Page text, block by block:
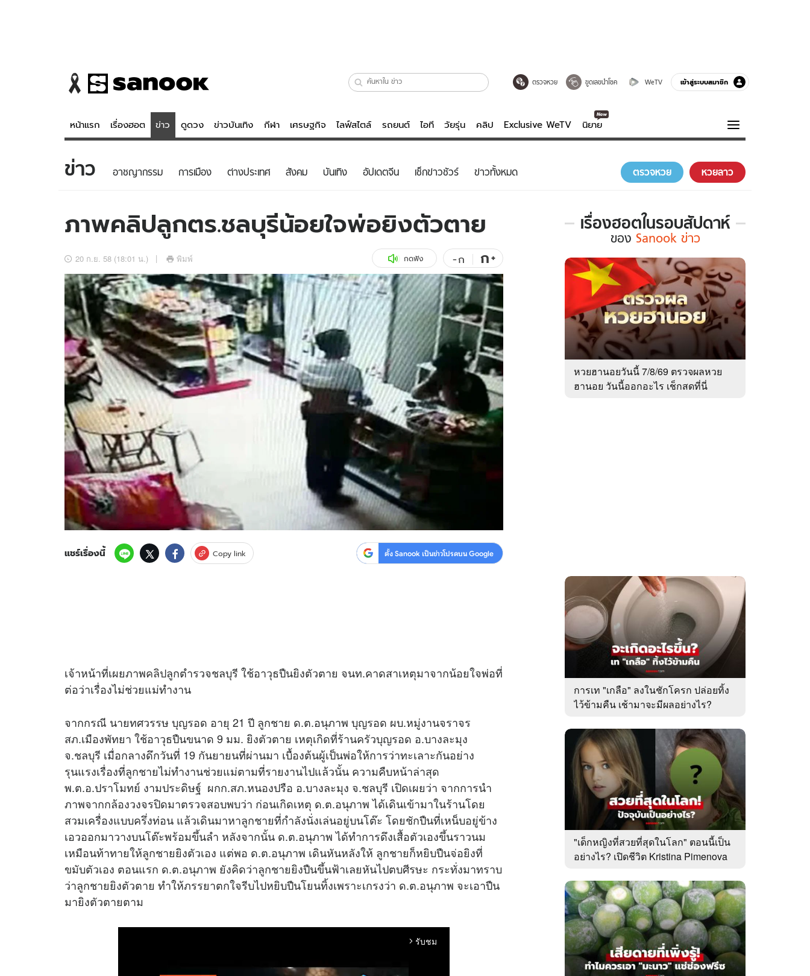
ตรวจหวย ขูดเลขนำโชค WeTV เข้าสู่ระบบสมาชิก
หน้าแรก เรื่องฮอต ข่าว ดูดวง ข่าวบันเทิง กีฬา เศรษฐกิจ ไลฟ์สไตล์ รถยนต์ ไอที วัยรุ่น คลิป Exclusive WeTV นิยาย
ข่าว
ข่าวบันเทิง
อัปเดตจีน
เช็กข่าวชัวร์
ดูดวง - ตรวจหวย
สถิติหวยไทย
ไลฟ์สไตล์
วัยรุ่น
รถยนต์
สุขภาพ
เที่ยว-กิน
Tasteful Thailand
Sanook Choice
บันเทิงครบรส
คลิป
พอดแคสต์
ดูทีวี
WeTV
Exclusive WeTV
นิยาย
ความรู้รอบตัว
ฮาวทู
ดาวน์โหลดสนุกแอปฟรี
สงวนลิขสิทธิ์ ©2569 บริษัท อิมเมจ ฟิวเจอร์ (ประเทศไทย) จำกัด
ข่าว อาชญากรรม การเมือง ต่างประเทศ สังคม บันเทิง อัปเดตจีน เช็กข่าวชัวร์ ข่าวทั้งหมด ตรวจหวย หวยลาว
ภาพคลิปลูกตร.ชลบุรีน้อยใจพ่อยิงตัวตาย
20 ก.ย. 58 (18:01 น.) พิมพ์ กดฟัง -ก ก+
แชร์เรื่องนี้ Copy link ตั้ง Sanook เป็นข่าวโปรดบน Google
เจ้าหน้าที่เผยภาพคลิปลูกตำรวจชลบุรี ใช้อาวุธปืนยิงตัวตาย จนท.คาดสาเหตุมาจากน้อยใจพ่อที่
ต่อว่าเรื่องไม่ช่วยแม่ทำงาน
จากกรณี นายทศวรรษ บุญรอด อายุ 21 ปี ลูกชาย ด.ต.อนุภาพ บุญรอด ผบ.หมู่งานจราจร
สภ.เมืองพัทยา ใช้อาวุธปืนขนาด 9 มม. ยิงตัวตาย เหตุเกิดที่ร้านครัวบุญรอด อ.บางละมุง
จ.ชลบุรี เมื่อกลางดึกวันที่ 19 กันยายนที่ผ่านมา เบื้องต้นผู้เป็นพ่อให้การว่าทะเลาะกันอย่าง
รุนแรงเรื่องที่ลูกชายไม่ทำงานช่วยแม่ตามที่รายงานไปแล้วนั้น ความคืบหน้าล่าสุด
พ.ต.อ.ปราโมทย์ งามประดิษฐ์ ผกก.สภ.หนองปรือ อ.บางละมุง จ.ชลบุรี เปิดเผยว่า จากการนำ
ภาพจากกล้องวงจรปิดมาตรวจสอบพบว่า ก่อนเกิดเหตุ ด.ต.อนุภาพ ได้เดินเข้ามาในร้านโดย
สวมเครื่องแบบครึ่งท่อน แล้วเดินมาหาลูกชายที่กำลังนั่งเล่นอยู่บนโต๊ะ โดยชักปืนที่เหน็บอยู่ข้าง
เอวออกมาวางบนโต๊ะพร้อมขึ้นลำ หลังจากนั้น ด.ต.อนุภาพ ได้ทำการดึงเสื้อตัวเองขึ้นราวนม
เหมือนท้าทายให้ลูกชายยิงตัวเอง แต่พอ ด.ต.อนุภาพ เดินหันหลังให้ ลูกชายก็หยิบปืนจ่อยิงที่
ขมับตัวเอง ตอนแรก ด.ต.อนุภาพ ยังคิดว่าลูกชายยิงปืนขึ้นฟ้าเลยหันไปตบศีรษะ กระทั่งมาทราบ
ว่าลูกชายยิงตัวตาย ทำให้ภรรยาตกใจรีบไปหยิบปืนโยนทิ้งเพราะเกรงว่า ด.ต.อนุภาพ จะเอาปืน
มายิงตัวตายตาม
arrow_forward_ios รับชม
เรื่องฮอตในรอบสัปดาห์
เรื่อง
ใน
รอบ
สัปดาห์
Sanook
ข่าว
ของ Sanook ข่าว
หวยฮานอยวันนี้ 7/8/69 ตรวจผลหวย
ฮานอย วันนี้ออกอะไร เช็กสดที่นี่
การเท "เกลือ" ลงในชักโครก ปล่อยทิ้ง
ไว้ข้ามคืน เช้ามาจะมีผลอย่างไร?
"เด็กหญิงที่สวยที่สุดในโลก" ตอนนี้เป็น
อย่างไร? เปิดชีวิต Kristina Pimenova